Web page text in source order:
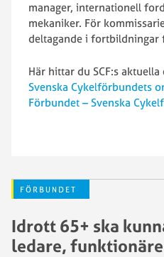
manager, internationell
mekaniker. För
deltagande i fortbildningar
Här hittar du SCF:s
Svenska Cykelförbundets
Förbundet – Svenska
FÖRBUNDET
Idrott 65+ ska
ledare,